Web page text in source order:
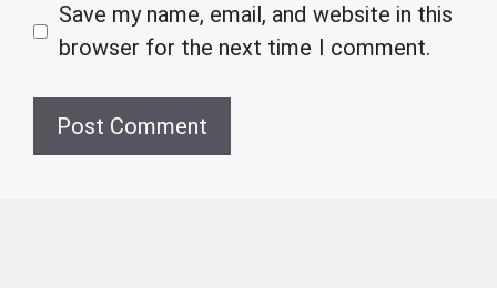
Save my name, email, and website in this
browser for the next time I comment.